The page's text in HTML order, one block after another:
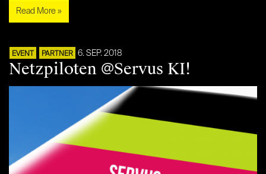
Read More »
EVENT PARTNER 6. SEP. 2018
Netzpiloten @Servus KI!